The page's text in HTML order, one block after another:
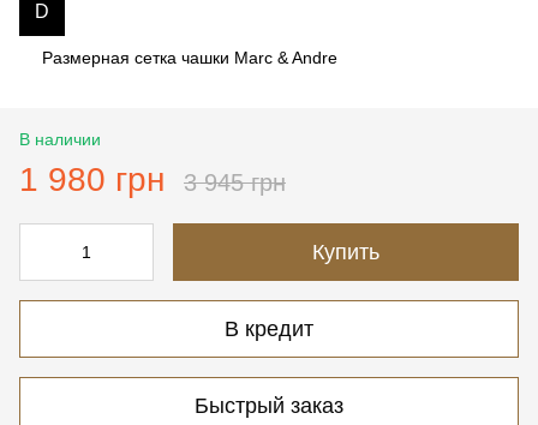
D
Размерная сетка чашки Marc & Andre
В наличии
1 980 грн 3 945 грн
Купить
В кредит
Быстрый заказ